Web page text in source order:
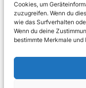
Cookies, um
zuzugreifen. Wenn du
wie das Surfverhalten
Wenn du deine
bestimmte Merkmale
0155 60 11 80
Digitale
24/7 erreichbar: Ihr
WhatsApp
kanzlei@ra-aj.de